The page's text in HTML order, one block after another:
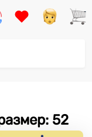
52